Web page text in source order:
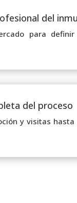
del
para
del proceso
y visitas